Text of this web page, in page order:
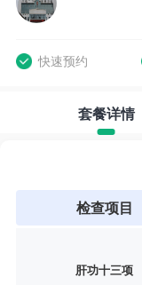
快速预约
套餐详情
检查项目
肝功十三项